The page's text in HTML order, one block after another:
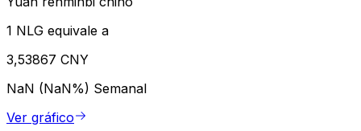
1 NLG equivale a
3,53867 CNY
NaN (NaN%) Semanal
Ver gráfico